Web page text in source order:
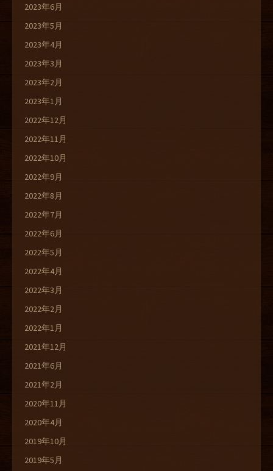
2023年6月
2023年5月
2023年4月
2023年3月
2023年2月
2023年1月
2022年12月
2022年11月
2022年10月
2022年9月
2022年8月
2022年7月
2022年6月
2022年5月
2022年4月
2022年3月
2022年2月
2022年1月
2021年12月
2021年6月
2021年2月
2020年11月
2020年4月
2019年10月
2019年5月